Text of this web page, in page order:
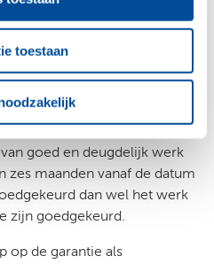
toestaan
van het) werk als de dag
van het) werk.
goed en deugdelijk werk
zes maanden vanaf de datum
dan wel het werk
zijn goedgekeurd.
op de garantie als